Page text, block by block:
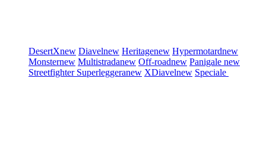
DesertXnew Diavelnew Heritagenew Hypermotardnew
Monsternew Multistradanew Off-roadnew Panigale new
Streetfighter Superleggeranew XDiavelnew Speciale